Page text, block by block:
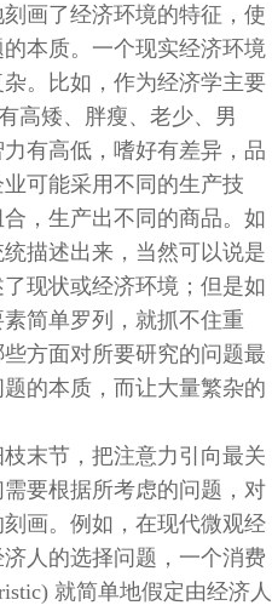
画了经济环境的特征，使
本质。一个现实经济环境
。比如，作为经济学主要
高矮、胖瘦、老少、男
有高低，嗜好有差异，品
可能采用不同的生产技
，生产出不同的商品。如
描述出来，当然可以说是
现状或经济环境；但是如
简单罗列，就抓不住重
方面对所要研究的问题最
的本质，而让大量繁杂的
节，把注意力引向最关
要根据所考虑的问题，对
画。例如，在现代微观经
人的选择问题，一个消费
就简单地假定由经济人